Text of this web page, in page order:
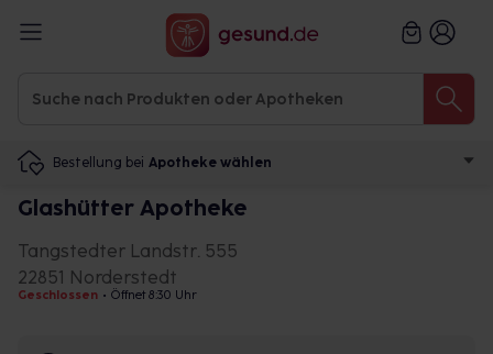
Bestellung bei Apotheke wählen
Glashütter Apotheke
Tangstedter Landstr. 555
22851 Norderstedt
Geschlossen • Öffnet 8:30 Uhr